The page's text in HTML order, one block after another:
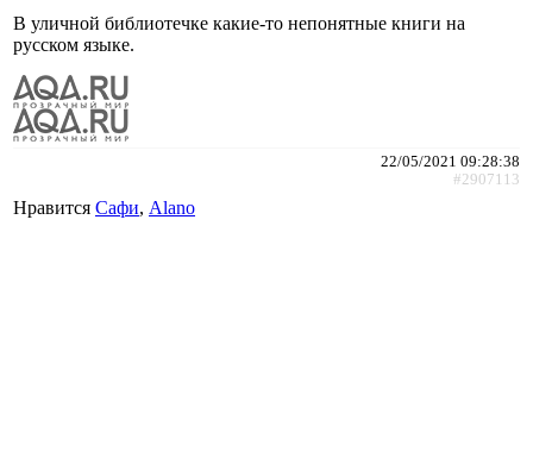
В уличной библиотечке какие-то непонятные книги на
русском языке.
22/05/2021 09:28:38
#2907113
Нравится Сафи, Alano